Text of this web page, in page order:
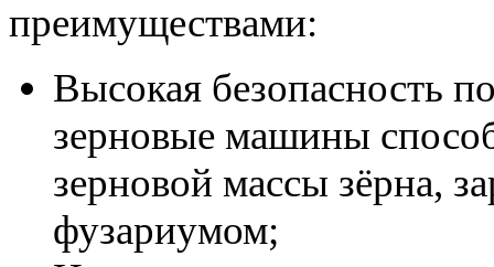
преимуществами:
Высокая безопасность
зерновые машины
зерновой массы зёрна,
фузариумом;